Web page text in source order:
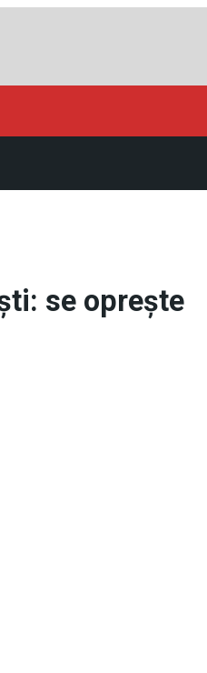
se oprește